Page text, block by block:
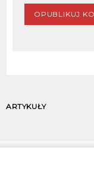
ARTYKUŁY